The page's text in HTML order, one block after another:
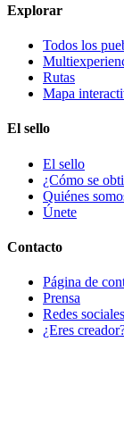
Explorar
Todos los
Rutas
Mapa
El sello
El sello
¿Cómo se
Quiénes
Únete
Contacto
Página de
Prensa
Redes sociales
¿Eres